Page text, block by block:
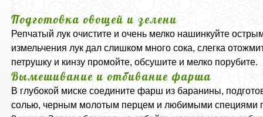
Подготовка овощей и зелени
Репчатый лук очистите и очень мелко нашинкуйте
измельчения лук дал слишком много сока, слегка
петрушку и кинзу промойте, обсушите и мелко порубите.
Вымешивание и отбивание фарша
В глубокой миске соедините фарш из баранины,
солью, черным молотым перцем и любимыми специями